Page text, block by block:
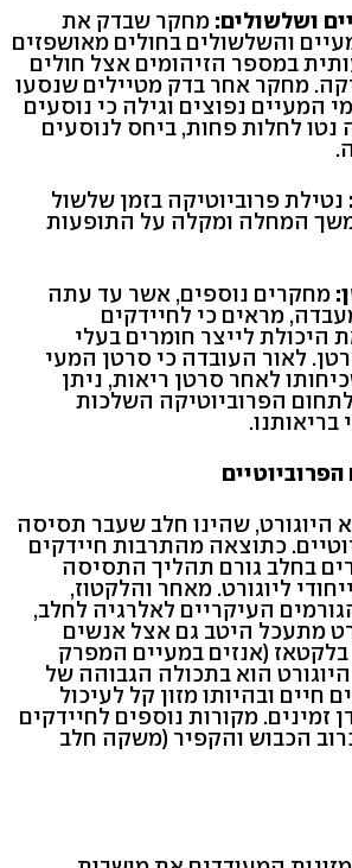
ושלשולים: מחקר שבדק את
והשלשולים בחולים מאושפזים
במספר הזיהומים אצל חולים
מחקר אחר בדק מטיילים שנסעו
המעיים נפוצים וגילה כי נוסעים
נטו לחלות פחות, ביחס לנוסעים
נטילת פרוביוטיקה בזמן שלשול
המחלה ומקלה על התופעות
מחקרים נוספים, אשר עד עתה
מראים כי לחיידקים
היכולת לייצר חומרים בעלי
לאור העובדה כי סרטן המעי
לאחר סרטן ריאות, ניתן
הפרוביוטיקה השלכות
היוגורט, שהינו חלב שעבר תסיסה
כתוצאה מהתרבות חיידקים
בחלב גורם תהליך התסיסה
ליוגורט. מאחר והלקטוז,
העיקריים לאלרגיה לחלב,
מתעכל היטב גם אצל אנשים
(אנזים במעיים המפרק
היוגורט הוא בתכולה הגבוהה של
חיים ובהיותו מזון קל לעיכול
זמינים. מקורות נוספים לחיידקים
הכבוש והקפיר (משקה חלב